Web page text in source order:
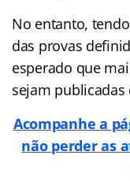
No entanto,
das provas
esperado que
sejam publicadas
Acompanhe a
não perder as